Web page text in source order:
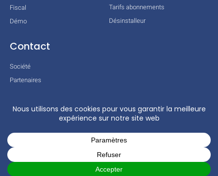
Fiscal
Démo
Tarifs abonnements
Désinstalleur
Contact
Société
Partenaires
Mentions légales
Conditions générales
Actualités
COPYRIGHT © 2026 TOUS DROITS RÉSERVÉS – COGILOG – 3 RUE DES
CHARRONS 31700 BLAGNAC